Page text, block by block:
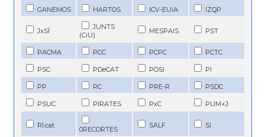
GANEMOS HARTOS ICV-EUiA IZQP
JxSÍ
JUNTS
(CiU)
MESPAIS PST
PACMA PCC PCPC PCTC
PSC PDeCAT POSI PI
PP RC PRE-R PSDC
PSUC PIRATES PxC PUM+J
RI.cat 0RECORTES SALF SI